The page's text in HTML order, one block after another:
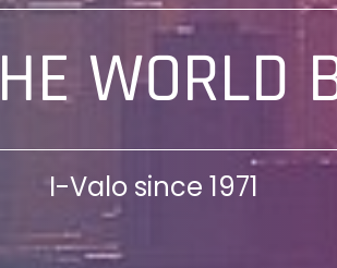
WORLD
I-Valo since 1971